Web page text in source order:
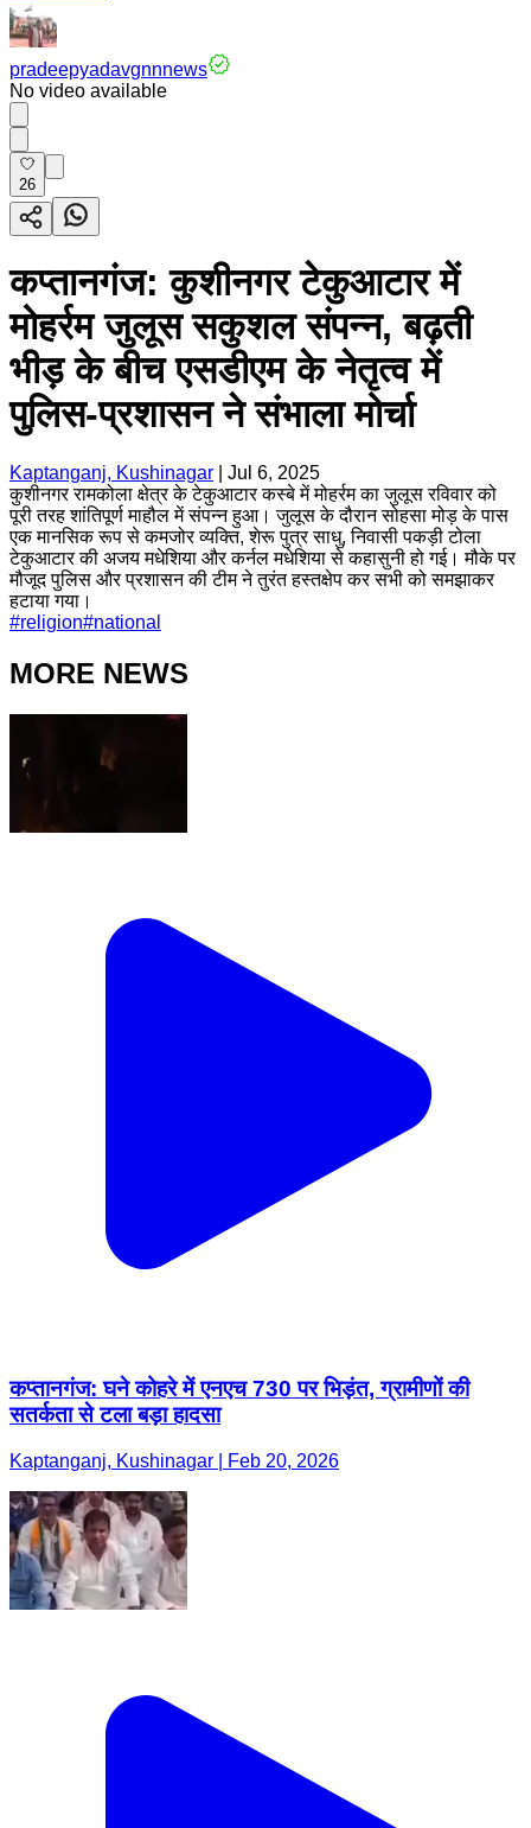
pradeepyadavgnnnews
No video available
26
कप्तानगंज: कुशीनगर टेकुआटार में
मोहर्रम जुलूस सकुशल संपन्न, बढ़ती
भीड़ के बीच एसडीएम के नेतृत्व में
पुलिस-प्रशासन ने संभाला मोर्चा
Kaptanganj, Kushinagar
Jul 6, 2025
कुशीनगर रामकोला क्षेत्र के टेकुआटार कस्बे में मोहर्रम का जुलूस रविवार को
पूरी तरह शांतिपूर्ण माहौल में संपन्न हुआ। जुलूस के दौरान सोहसा मोड़ के पास
एक मानसिक रूप से कमजोर व्यक्ति, शेरू पुत्र साधु, निवासी पकड़ी टोला
टेकुआटार की अजय मधेशिया और कर्नल मधेशिया से कहासुनी हो गई। मौके पर
मौजूद पुलिस और प्रशासन की टीम ने तुरंत हस्तक्षेप कर सभी को समझाकर
हटाया गया।
#religion#national
MORE NEWS
कप्तानगंज: घने कोहरे में एनएच 730 पर भिड़ंत, ग्रामीणों की
सतर्कता से टला बड़ा हादसा
Kaptanganj, Kushinagar | Feb 20, 2026